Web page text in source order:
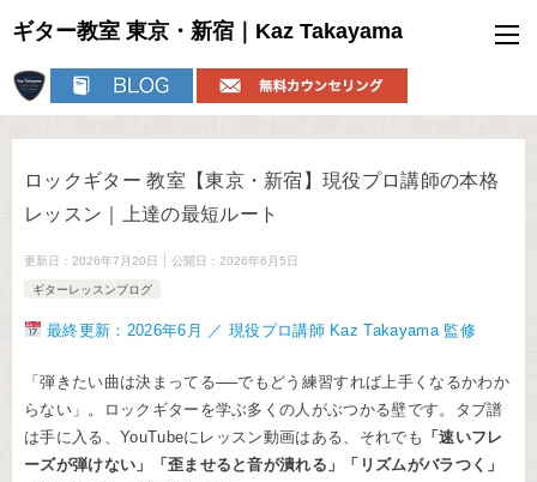
ギター教室 東京・新宿｜Kaz Takayama
ロックギター 教室【東京・新宿】現役プロ講師の本格
レッスン｜上達の最短ルート
更新日： 2026年7月20日 公開日： 2026年6月5日
ギターレッスンブログ
最終更新：2026年6月 ／ 現役プロ講師 Kaz Takayama 監修
「弾きたい曲は決まってる──でもどう練習すれば上手くなるかわか
らない」。ロックギターを学ぶ多くの人がぶつかる壁です。タブ譜
は手に入る、YouTubeにレッスン動画はある、それでも 「速いフレ
ーズが弾けない」「歪ませると音が潰れる」「リズムがバラつく」